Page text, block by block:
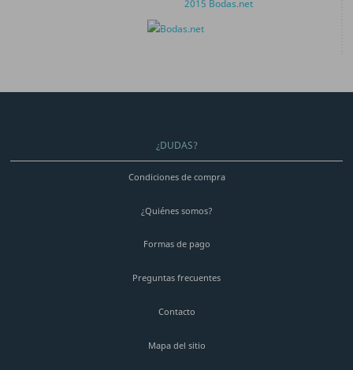
¿DUDAS?
Condiciones de compra
¿Quiénes somos?
Formas de pago
Preguntas frecuentes
Contacto
Mapa del sitio